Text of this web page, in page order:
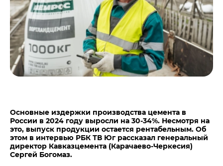
Основные издержки производства цемента в
России в 2024 году выросли на 30-34%. Несмотря на
это, выпуск продукции остается рентабельным. Об
этом в интервью РБК ТВ Юг рассказал генеральный
директор Кавказцемента (Карачаево-Черкесия)
Сергей Богомаз.
Центры дистрибуции
Реализация ТМЦ и непрофильных активов
Политика в области закупок
В помощь поставщику
Не только цемент
Люди ЦЕМРОСа
Технологии и тренды
Издание для клиентов
Аналитика цементной отрасли
Контакты
Контакты
Контакты для СМИ